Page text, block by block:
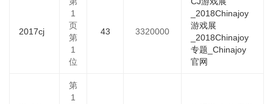
2017cj
1
页
第
1
位
43 3320000
_2018Chinajoy
游戏展
_2018Chinajoy
专题_Chinajoy
官网
第
1